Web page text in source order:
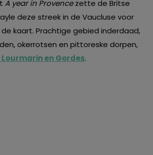
A year in Provencezette de Britse
deze streek in de Vaucluse voor
kaart. Prachtige gebied inderdaad,
okerrotsen en pittoreske dorpen,
Lourmarin en Gordes.